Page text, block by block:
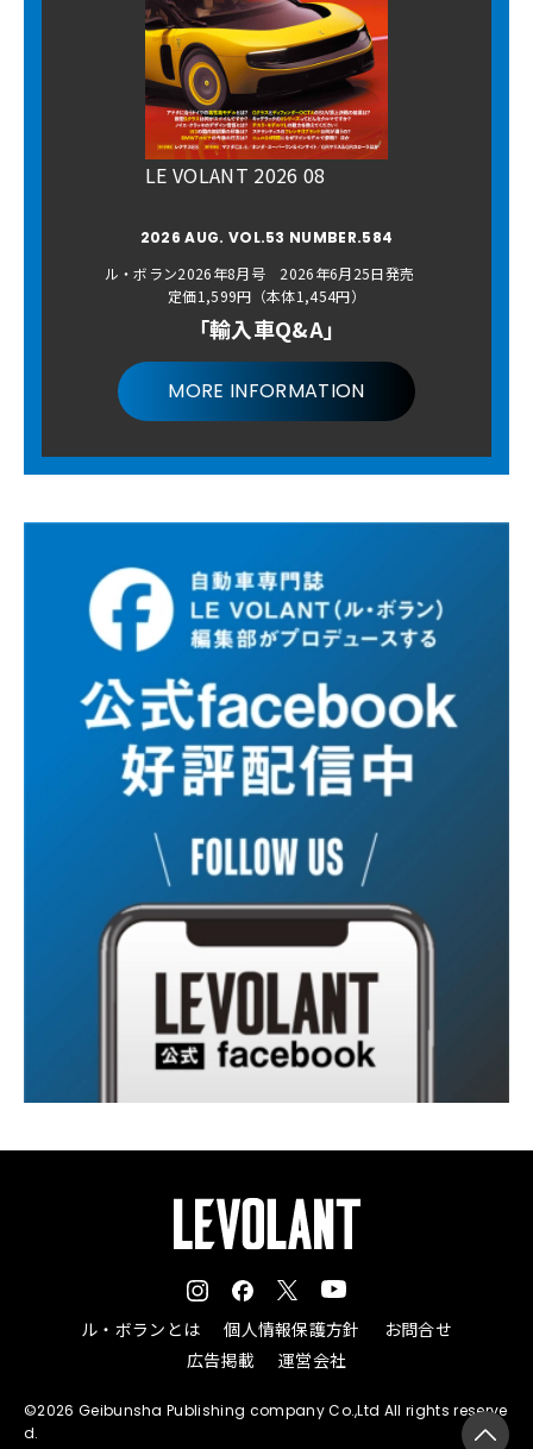
LE VOLANT 2026 08
2026 AUG. VOL.53 NUMBER.584
ル・ボラン2026年8月号 2026年6月25日発売
定価1,599円（本体1,454円）
「輸入車Q&A」
MORE INFORMATION
ル・ボランとは 個人情報保護方針
お問合せ
広告掲載
運営会社
©2026 Geibunsha Publishing company Co.,Ltd All rights reserve
d.